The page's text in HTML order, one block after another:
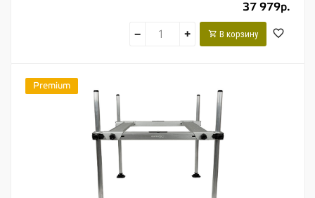
37 979р.
− + В корзину
Premium